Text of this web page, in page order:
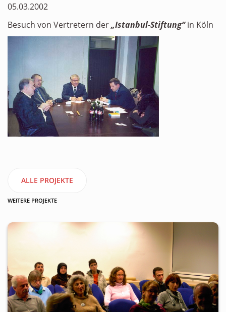
05.03.2002
Besuch von Vertretern der„Istanbul-Stiftung“in Köln
ALLE PROJEKTE
WEITERE PROJEKTE